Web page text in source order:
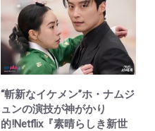
“斬新なイケメン”ホ・ナムジ
ュンの演技が神がかり
的!Netflix『素晴らしき新世